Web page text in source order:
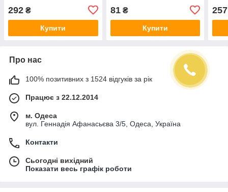
292 ₴
Купити
81₴
Купити
257
Про нас
100% позитивних з 1524 відгуків за рік
Працює з 22.12.2014
м. Одеса
вул. Геннадія Афанасьєва 3/5, Одеса, Україна
Контакти
Сьогодні вихідний
Показати весь графік роботи